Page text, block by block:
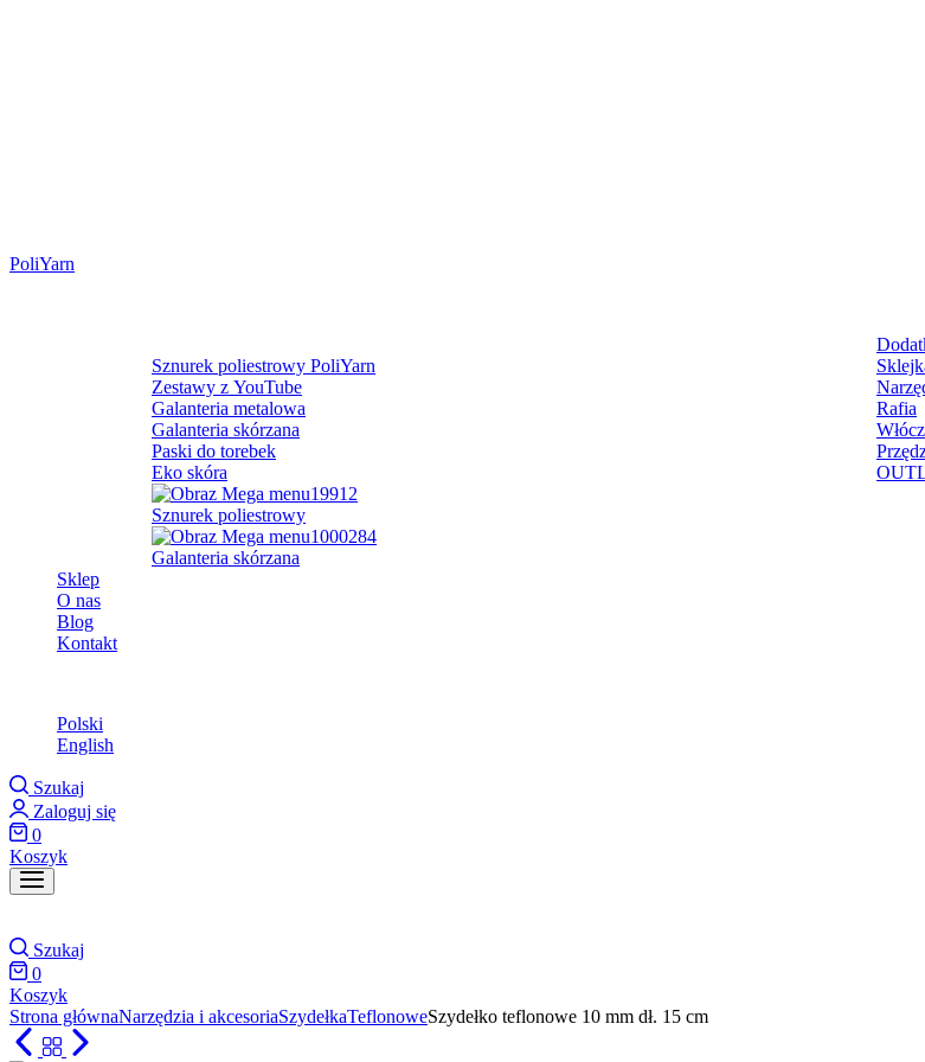
PoliYarn
Sznurek poliestrowy PoliYarn
Zestawy z YouTube
Galanteria metalowa
Galanteria skórzana
Paski do torebek
Eko skóra
Rafia
Sznurek poliestrowy
Galanteria skórzana
Sklep
O nas
Blog
Kontakt
Polski
English
Szukaj
Zaloguj się
0
Koszyk
Szukaj
0
Koszyk
Strona głównaNarzędzia i akcesoriaSzydełkaTeflonoweSzydełko teflonowe 10 mm dł. 15 cm